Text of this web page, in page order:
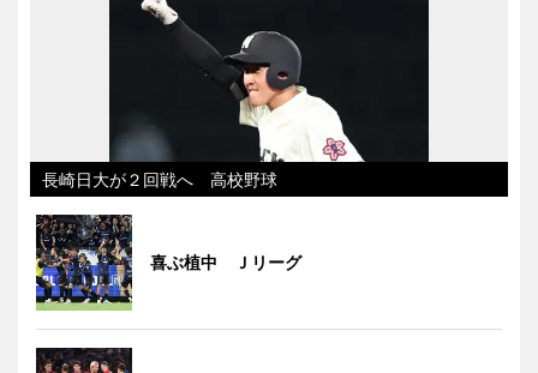
長崎日大が２回戦へ 高校野球
喜ぶ植中 Ｊリーグ